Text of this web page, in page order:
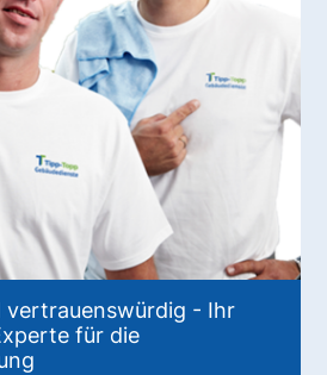
vertrauenswürdig - Ihr
für die